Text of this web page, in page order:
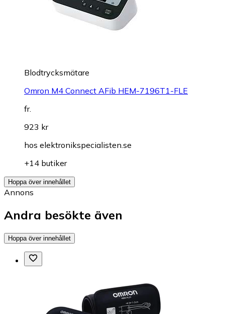
Blodtrycksmätare
Omron M4 Connect AFib HEM-7196T1-FLE
fr.
923 kr
hos elektronikspecialisten.se
+14 butiker
Hoppa över innehållet
Annons
Andra besökte även
Hoppa över innehållet